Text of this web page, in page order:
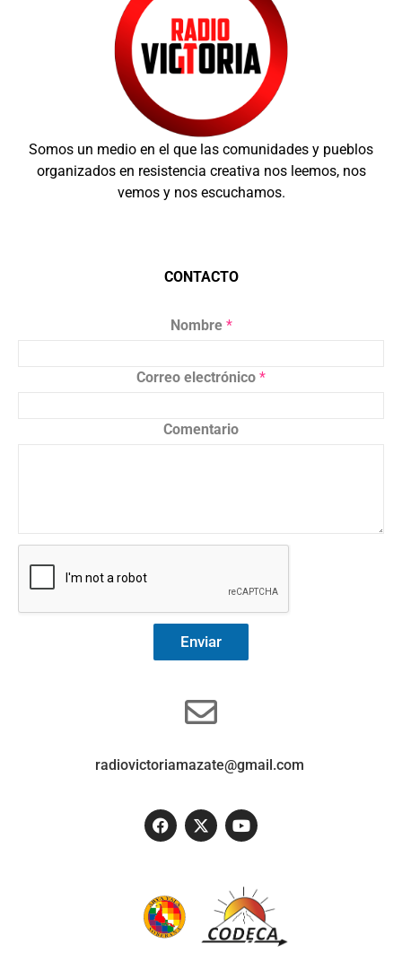
Somos un medio en el que las comunidades y pueblos
organizados en resistencia creativa nos leemos, nos
vemos y nos escuchamos.
CONTACTO
Nombre *
Correo electrónico *
Comentario
Enviar
radiovictoriamazate@gmail.com